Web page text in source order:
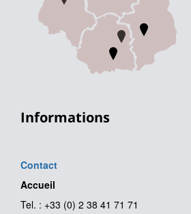
Informations
Contact
Accueil
Tel. : +33 (0) 2 38 41 71 71